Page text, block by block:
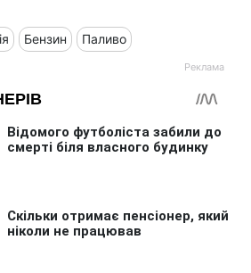
Бензин Паливо